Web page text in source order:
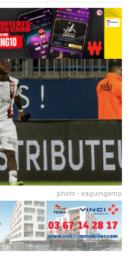
photo - eaguingamp